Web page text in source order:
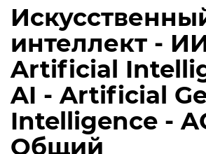
интеллект -
Artificial
AI - Artificial
Intelligence -
Общий